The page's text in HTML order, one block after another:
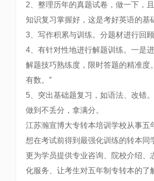
2、整理历年的真题试卷，做一下，
知识复习掌握好，这是考好英语的基
3、写作积累与训练。分题材进行回
4、有针对性地进行解题训练。一是
解题技巧熟练度，限时答题的精准度
有数。”
5、突出基础题复习，如语法、改错
做到不丢分，拿满分。
江苏瀚宣博大专转本培训学校从事
想在考试前得到最强化训练的转本同
更为学员提供专业咨询、院校介绍
化服务、让考生对五年制专转本的